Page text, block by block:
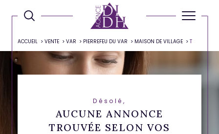
ACCUEIL VENTE VAR PIERREFEU DU VAR MAISON DE VILLAGE T
Désolé,
AUCUNE ANNONCE
TROUVÉE SELON VOS